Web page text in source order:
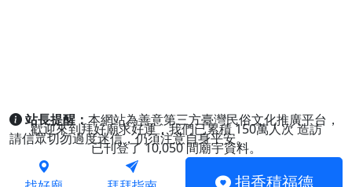
站長提醒：本網站為善意第三方臺灣民俗文化推廣平台，
請信眾切勿過度迷信，仍須注意自身平安。
歡迎來到拜好廟求好運，我們已累積150萬人次造訪
已刊登了10,050間廟宇資料。
捐香積福德